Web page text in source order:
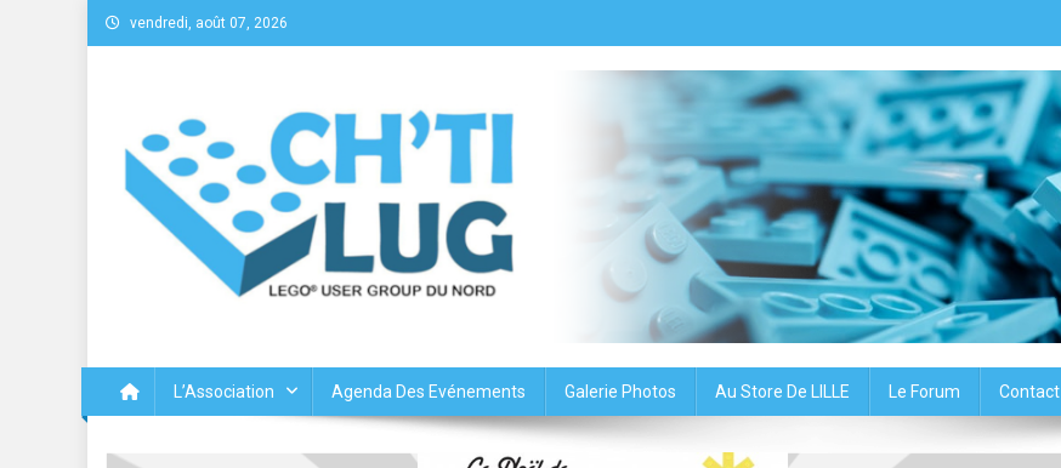
Skip
to
vendredi, août 07, 2026
Chtilug – Lego® User Group du Nord – Association
L’Association Agenda Des Evénements Galerie Photos Au Store De LILLE Le Forum Contact